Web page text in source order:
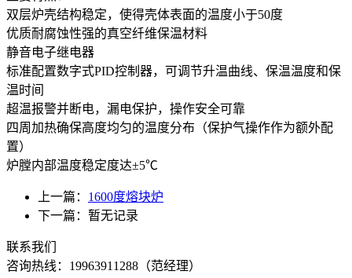
双层炉壳结构稳定，使得壳体表面的温度小于50度
优质耐腐蚀性强的真空纤维保温材料
静音电子继电器
标准配置数字式PID控制器，可调节升温曲线、保温温度和保
温时间
超温报警并断电，漏电保护，操作安全可靠
四周加热确保高度均匀的温度分布（保护气操作作为额外配
置）
炉膛内部温度稳定度达±5℃
上一篇： 1600度熔块炉
下一篇：暂无记录
联系我们
咨询热线： 19963911288 （范经理）